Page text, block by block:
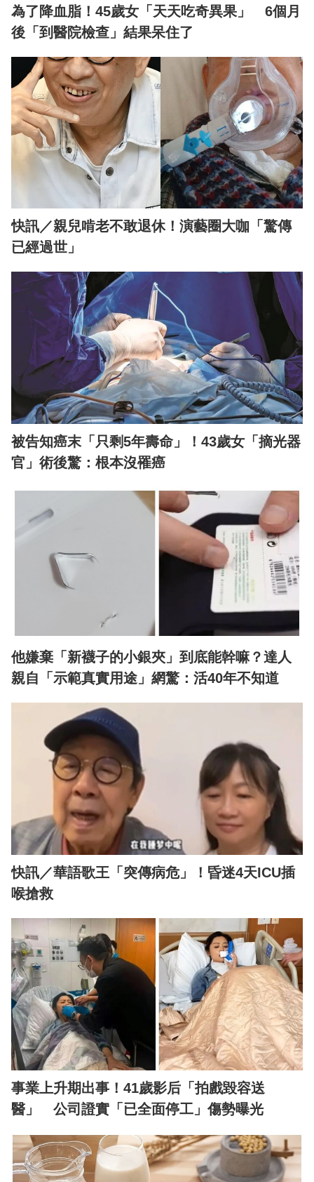
為了降血脂！45歲女「天天吃奇異果」 6個月
後「到醫院檢查」結果呆住了
快訊／親兒啃老不敢退休！演藝圈大咖「驚傳
已經過世」
被告知癌末「只剩5年壽命」！43歲女「摘光器
官」術後驚：根本沒罹癌
他嫌棄「新襪子的小銀夾」到底能幹嘛？達人
親自「示範真實用途」網驚：活40年不知道
快訊／華語歌王「突傳病危」！昏迷4天ICU插
喉搶救
事業上升期出事！41歲影后「拍戲毀容送
醫」 公司證實「已全面停工」傷勢曝光